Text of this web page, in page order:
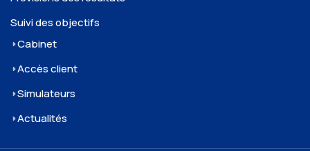
Suivi des objectifs
Cabinet
Accès client
Simulateurs
Actualités